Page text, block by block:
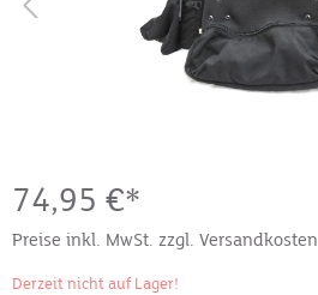
74,95 €*
Preise inkl. MwSt. zzgl. Versandkosten
Derzeit nicht auf Lager!